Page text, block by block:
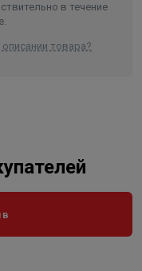
в течение
товара?